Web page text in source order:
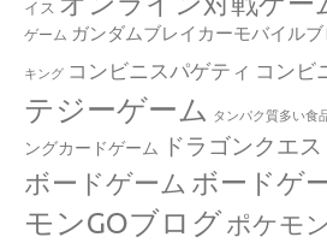
イス
ゲーム ガンダムブレイカーモバイル
キング コンビニスパゲティ コンビ
テジーゲーム
タンパク質多い食
ングカードゲーム
ドラゴンクエ
ボードゲーム ボードゲ
モンGOブログ ポケモ